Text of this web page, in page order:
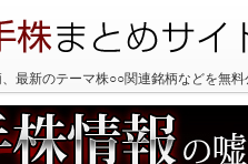
最新のテーマ株○○関連銘柄などを無